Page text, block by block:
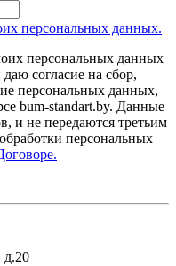
персональных данных.
персональных данных
согласие на сбор,
персональных данных,
bum-standart.by. Данные
и не передаются третьим
персональных
д.20